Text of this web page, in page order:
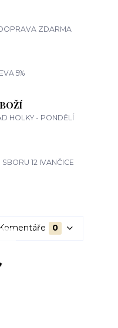
ZDARMA
5%
HOLKY - PONDĚLÍ
12 IVANČICE
0